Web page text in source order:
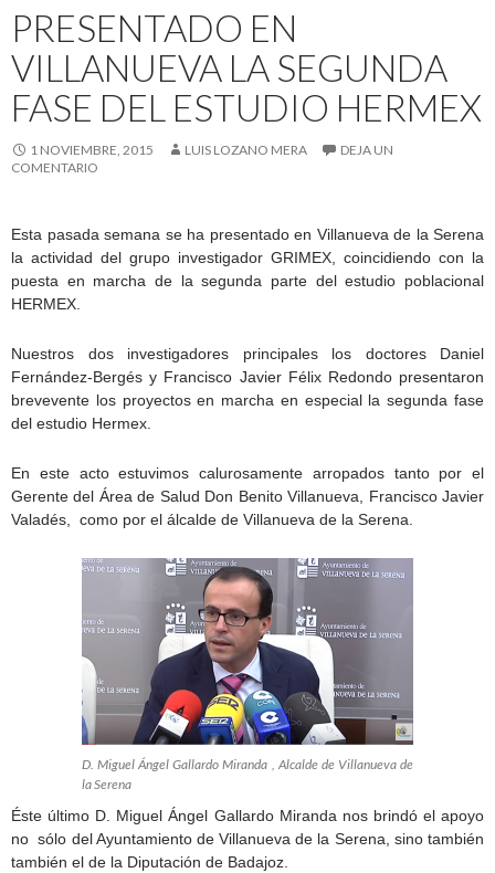
PRESENTADO EN
VILLANUEVA LA SEGUNDA
FASE DEL ESTUDIO HERMEX
1 NOVIEMBRE, 2015 LUIS LOZANO MERA
DEJA UN
COMENTARIO
Esta pasada semana se ha presentado en Villanueva de la Serena
la actividad del grupo investigador GRIMEX, coincidiendo con la
puesta en marcha de la segunda parte del estudio poblacional
HERMEX.
Nuestros dos investigadores principales los doctores Daniel
Fernández-Bergés y Francisco Javier Félix Redondo presentaron
brevevente los proyectos en marcha en especial la segunda fase
del estudio Hermex.
En este acto estuvimos calurosamente arropados tanto por el
Gerente del Área de Salud Don Benito Villanueva, Francisco Javier
Valadés, como por el álcalde de Villanueva de la Serena.
D. Miguel Ángel Gallardo Miranda , Alcalde de Villanueva de
la Serena
Éste último D. Miguel Ángel Gallardo Miranda nos brindó el apoyo
no sólo del Ayuntamiento de Villanueva de la Serena, sino también
también el de la Diputación de Badajoz.